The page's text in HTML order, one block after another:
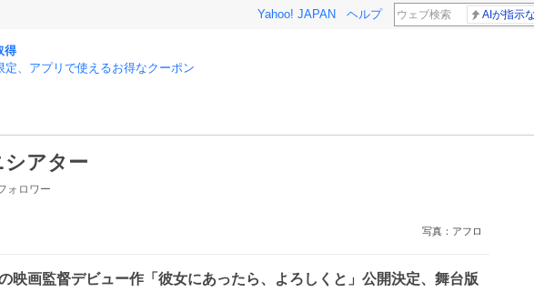
Yahoo! JAPAN ヘルプ
得
定、アプリで使えるお得なクーポン
シアター
ォロワー
写真：アフロ
映画監督デビュー作「彼女にあったら、よろしくと」公開決定、舞台版